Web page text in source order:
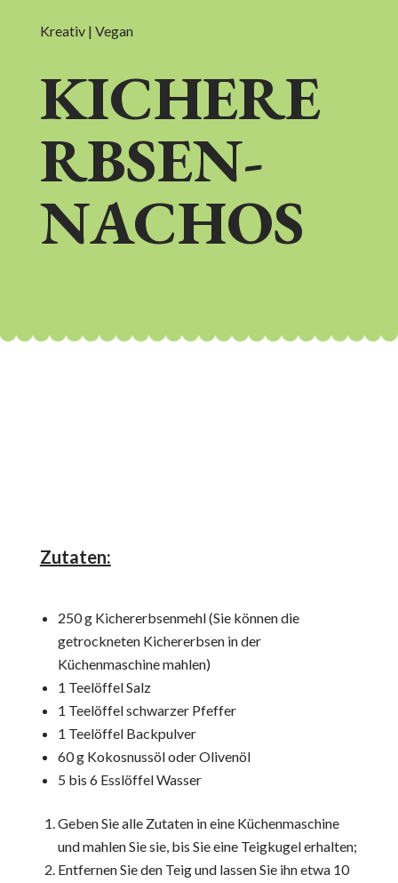
Kreativ | Vegan
KICHERE
RBSEN-
NACHOS
Zutaten:
250 g Kichererbsenmehl (Sie können die
getrockneten Kichererbsen in der
Küchenmaschine mahlen)
1 Teelöffel Salz
1 Teelöffel schwarzer Pfeffer
1 Teelöffel Backpulver
60 g Kokosnussöl oder Olivenöl
5 bis 6 Esslöffel Wasser
Geben Sie alle Zutaten in eine Küchenmaschine
und mahlen Sie sie, bis Sie eine Teigkugel erhalten;
Entfernen Sie den Teig und lassen Sie ihn etwa 10